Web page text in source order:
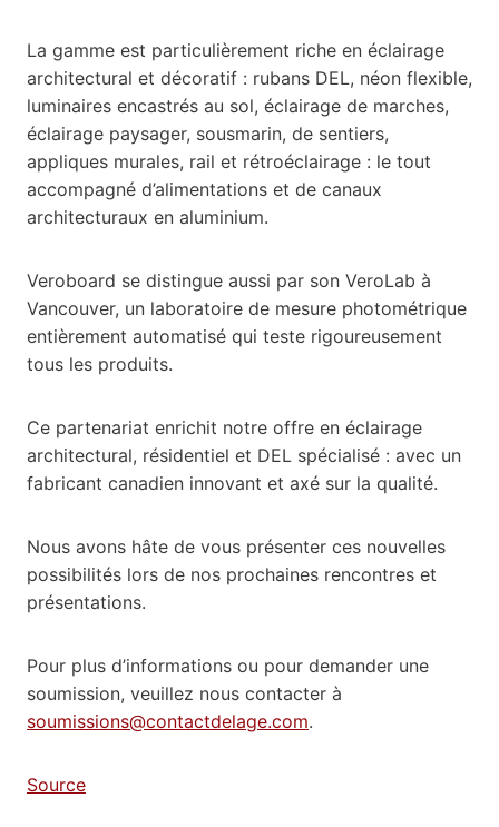
La gamme est particulièrement riche en éclairage
architectural et décoratif : rubans DEL, néon flexible,
luminaires encastrés au sol, éclairage de marches,
éclairage paysager, sousmarin, de sentiers,
appliques murales, rail et rétroéclairage : le tout
accompagné d’alimentations et de canaux
architecturaux en aluminium.
Veroboard se distingue aussi par son VeroLab à
Vancouver, un laboratoire de mesure photométrique
entièrement automatisé qui teste rigoureusement
tous les produits.
Ce partenariat enrichit notre offre en éclairage
architectural, résidentiel et DEL spécialisé : avec un
fabricant canadien innovant et axé sur la qualité.
Nous avons hâte de vous présenter ces nouvelles
possibilités lors de nos prochaines rencontres et
présentations.
Pour plus d’informations ou pour demander une
soumission, veuillez nous contacter à
soumissions@contactdelage.com.
Source